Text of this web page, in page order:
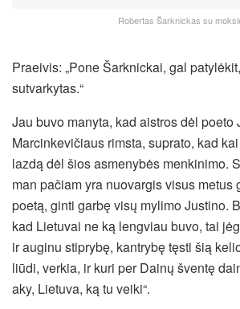
Robertas Šarknickas su
Praeivis: „Pone Šarknickai, gal
sutvarkytas.“
Jau buvo manyta, kad aistros dėl poeto
Marcinkevičiaus rimsta, suprato, kad
lazdą dėl šios asmenybės menkinimo.
man pačiam yra nuovargis visus metus
poetą, ginti garbę visų mylimo Justino.
kad Lietuvai ne ką lengviau buvo, tai
ir auginu stiprybę, kantrybę tęsti šią
liūdi, verkia, ir kuri per Dainų šventę
aky, Lietuva, ką tu veiki“.